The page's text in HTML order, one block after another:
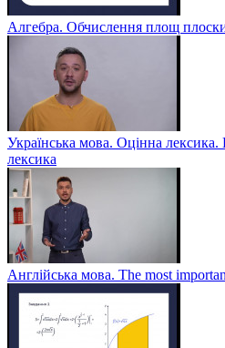
Алгебра. Обчислення площ
Українська мова. Оцінна лексика.
лексика
Англійська мова. The most